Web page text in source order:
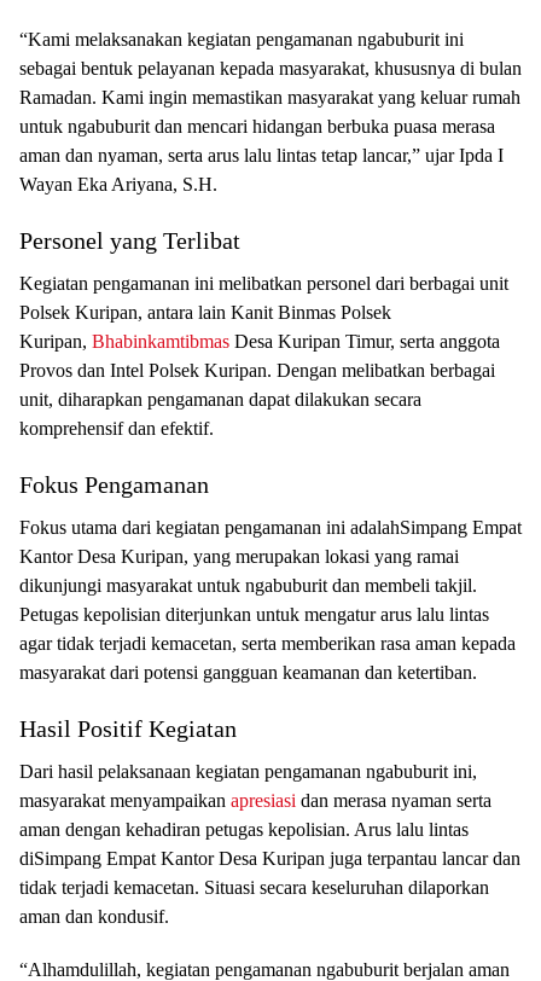
“Kami melaksanakan kegiatan pengamanan ngabuburit ini
sebagai bentuk pelayanan kepada masyarakat, khususnya di bulan
Ramadan. Kami ingin memastikan masyarakat yang keluar rumah
untuk ngabuburit dan mencari hidangan berbuka puasa merasa
aman dan nyaman, serta arus lalu lintas tetap lancar,” ujar Ipda I
Wayan Eka Ariyana, S.H.
Personel yang Terlibat
Kegiatan pengamanan ini melibatkan personel dari berbagai unit
Polsek Kuripan, antara lain Kanit Binmas Polsek
Kuripan, Bhabinkamtibmas Desa Kuripan Timur, serta anggota
Provos dan Intel Polsek Kuripan. Dengan melibatkan berbagai
unit, diharapkan pengamanan dapat dilakukan secara
komprehensif dan efektif.
Fokus Pengamanan
Fokus utama dari kegiatan pengamanan ini adalahSimpang Empat
Kantor Desa Kuripan, yang merupakan lokasi yang ramai
dikunjungi masyarakat untuk ngabuburit dan membeli takjil.
Petugas kepolisian diterjunkan untuk mengatur arus lalu lintas
agar tidak terjadi kemacetan, serta memberikan rasa aman kepada
masyarakat dari potensi gangguan keamanan dan ketertiban.
Hasil Positif Kegiatan
Dari hasil pelaksanaan kegiatan pengamanan ngabuburit ini,
masyarakat menyampaikan apresiasi dan merasa nyaman serta
aman dengan kehadiran petugas kepolisian. Arus lalu lintas
diSimpang Empat Kantor Desa Kuripan juga terpantau lancar dan
tidak terjadi kemacetan. Situasi secara keseluruhan dilaporkan
aman dan kondusif.
“Alhamdulillah, kegiatan pengamanan ngabuburit berjalan aman